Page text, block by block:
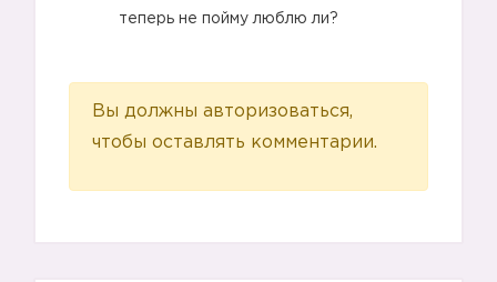
теперь не пойму люблю ли?
Вы должны авторизоваться,
чтобы оставлять комментарии.